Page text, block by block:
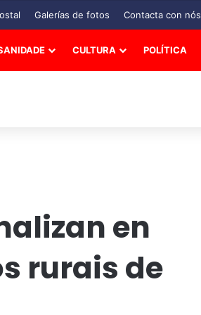
Galerías de fotos Contacta con nós
CULTURA POLÍTICA
en
rurais de